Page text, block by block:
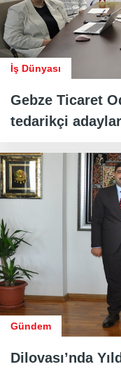
İş Dünyası
Gebze Ticaret
tedarikçi
Gündem
Dilovası’nda